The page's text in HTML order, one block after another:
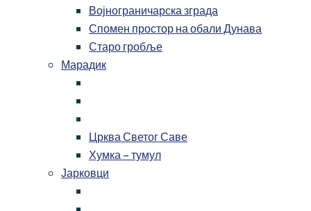
Војнограничарска зграда
Спомен простор на обали Дунава
Старо гробље
Марадик
Црква Светог Саве
Хумка – тумул
Јарковци